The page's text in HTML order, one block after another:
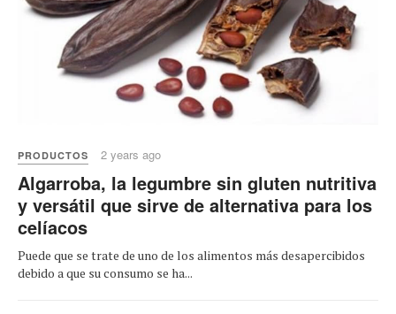
PRODUCTOS 2 years ago
Algarroba, la legumbre sin gluten nutritiva
y versátil que sirve de alternativa para los
celíacos
Puede que se trate de uno de los alimentos más desapercibidos
debido a que su consumo se ha...